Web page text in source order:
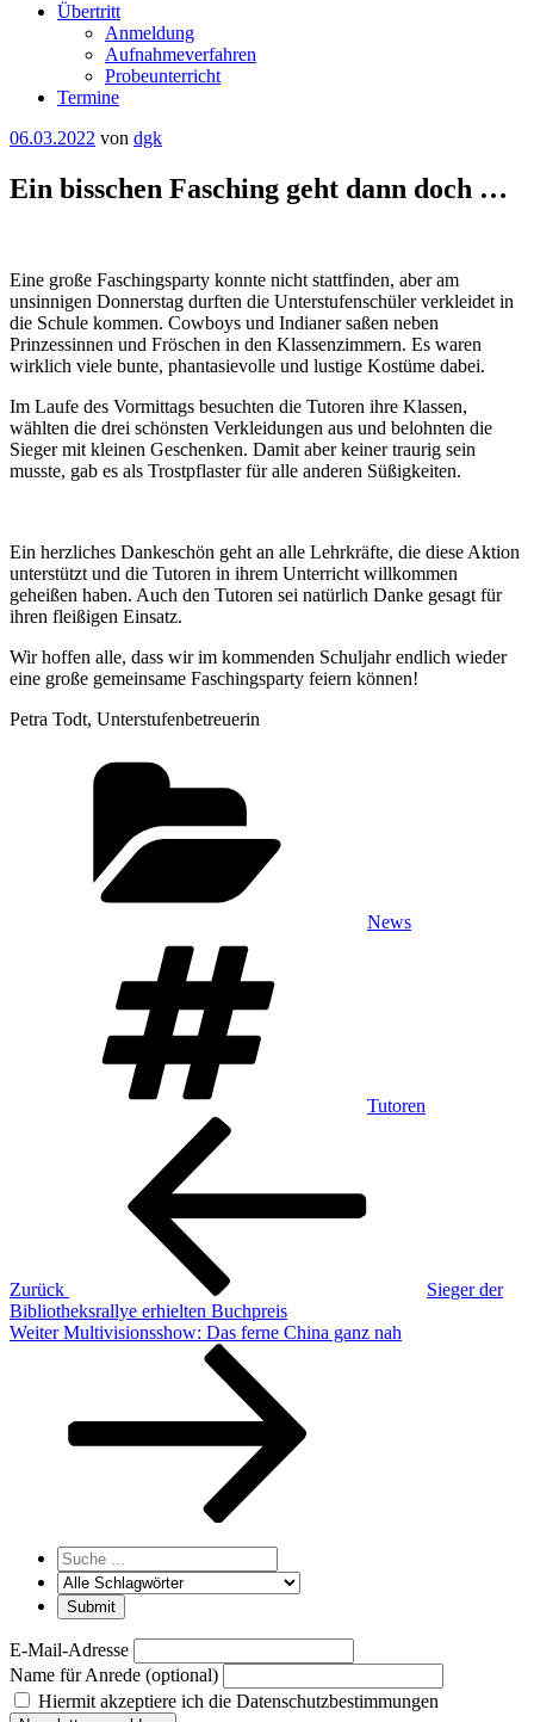
Übertritt
Anmeldung
Aufnahmeverfahren
Probeunterricht
Termine
Veröffentlicht
06.03.2022 von dgk
Ein bisschen Fasching geht dann doch …
Eine große Faschingsparty konnte nicht stattfinden, aber am
unsinnigen Donnerstag durften die Unterstufenschüler verkleidet in
die Schule kommen. Cowboys und Indianer saßen neben
Prinzessinnen und Fröschen in den Klassenzimmern. Es waren
wirklich viele bunte, phantasievolle und lustige Kostüme dabei.
Im Laufe des Vormittags besuchten die Tutoren ihre Klassen,
wählten die drei schönsten Verkleidungen aus und belohnten die
Sieger mit kleinen Geschenken. Damit aber keiner traurig sein
musste, gab es als Trostpflaster für alle anderen Süßigkeiten.
Ein herzliches Dankeschön geht an alle Lehrkräfte, die diese Aktion
unterstützt und die Tutoren in ihrem Unterricht willkommen
geheißen haben. Auch den Tutoren sei natürlich Danke gesagt für
ihren fleißigen Einsatz.
Wir hoffen alle, dass wir im kommenden Schuljahr endlich wieder
eine große gemeinsame Faschingsparty feiern können!
Petra Todt, Unterstufenbetreuerin
News
Tutoren
Beitragsnavigation
Zurück
Sieger der
Bibliotheksrallye erhielten Buchpreis
Nächster
Weiter Multivisionsshow: Das ferne China ganz nah
E-Mail-Adresse
Name für Anrede (optional)
Hiermit akzeptiere ich die Datenschutzbestimmungen